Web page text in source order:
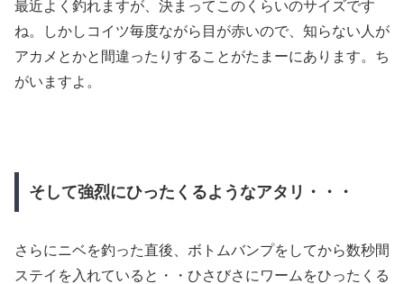
最近よく釣れますが、決まってこのくらいのサイズです
ね。しかしコイツ毎度ながら目が赤いので、知らない人が
アカメとかと間違ったりすることがたまーにあります。ち
がいますよ。
そして強烈にひったくるようなアタリ・・・
さらにニベを釣った直後、ボトムバンプをしてから数秒間
ステイを入れていると・・ひさびさにワームをひったくる